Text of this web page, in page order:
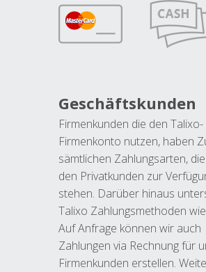
Geschäftskunden
Firmenkunden die den Talixo-
Firmenkonto nutzen, haben
sämtlichen Zahlungsarten,
den Privatkunden zur
stehen. Darüber hinaus
Talixo Zahlungsmethoden
Auf Anfrage können wir auch
Zahlungen via Rechnung für
Firmenkunden erstellen.